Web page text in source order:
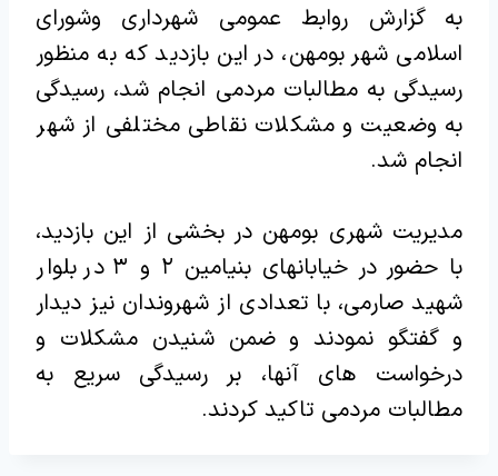
به گزارش روابط عمومی شهرداری و‌شورای
اسلامی شهر بومهن، در این بازدید که به منظور
رسیدگی به مطالبات مردمی انجام شد، رسیدگی
به وضعیت و مشکلات نقاطی مختلفی از شهر
انجام شد.
مدیریت شهری بومهن در بخشی از این بازدید،
با حضور در خیابانهای بنیامین ۲ و ۳ در بلوار
شهید صارمی، با تعدادی از شهروندان نیز دیدار
و گفتگو نمودند و ضمن شنیدن مشکلات و
درخواست های آنها، بر رسیدگی سریع به
مطالبات مردمی تاکید کردند.